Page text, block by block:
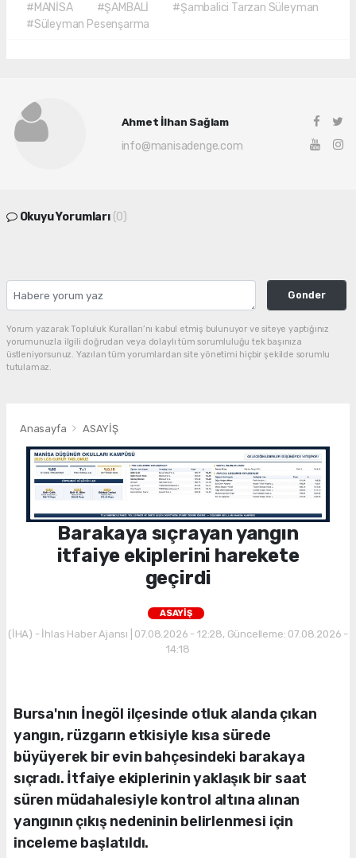
#MANİSA #ŞAMBALİ
#Şambalici Tarzan Süleyman
#Süleyman Pesenşarma
Ahmet İlhan Sağlam
info@manisadenge.com
Okuyu Yorumları (0)
Gonder
Yorum yazarak Topluluk Kuralları’nı kabul etmiş bulunuyor ve siteye yaptığınız
yorumunuzla ilgili doğrudan veya dolaylı tüm sorumluluğu tek başınıza
üstleniyorsunuz. Yazılan tüm yorumlardan site yönetimi hiçbir şekilde sorumlu
tutulamaz.
Anasayfa ASAYİŞ
Barakaya sıçrayan yangın
itfaiye ekiplerini harekete
geçirdi
ASAYİŞ
(İHA) - İhlas Haber Ajansı | 07.08.2026 - 12:28, Güncelleme: 07.08.2026 -
14:18
Bursa'nın İnegöl ilçesinde otluk alanda çıkan
yangın, rüzgarın etkisiyle kısa sürede
büyüyerek bir evin bahçesindeki barakaya
sıçradı. İtfaiye ekiplerinin yaklaşık bir saat
süren müdahalesiyle kontrol altına alınan
yangının çıkış nedeninin belirlenmesi için
inceleme başlatıldı.